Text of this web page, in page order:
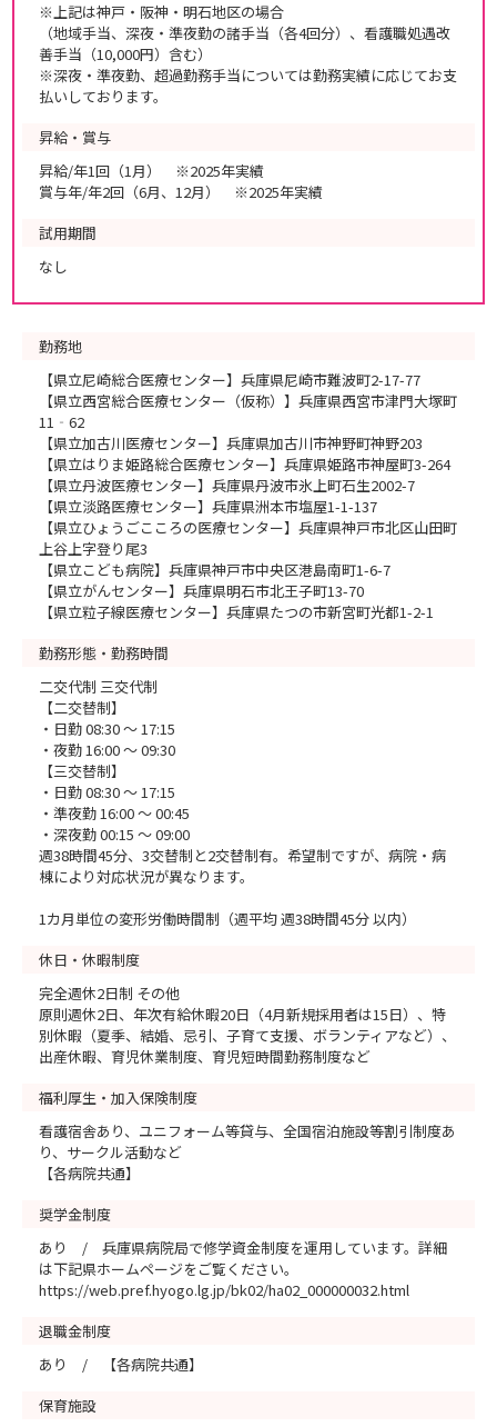
※上記は神戸・阪神・明石地区の場合
（地域手当、深夜・準夜勤の諸手当（各4回分）、看護職処遇改
善手当（10,000円）含む）
※深夜・準夜勤、超過勤務手当については勤務実績に応じてお支
払いしております。
昇給・賞与
昇給/年1回（1月） ※2025年実績
賞与年/年2回（6月、12月） ※2025年実績
試用期間
なし
勤務地
【県立尼崎総合医療センター】兵庫県尼崎市難波町2-17-77
【県立西宮総合医療センター（仮称）】兵庫県西宮市津門大塚町
11‐62
【県立加古川医療センター】兵庫県加古川市神野町神野203
【県立はりま姫路総合医療センター】兵庫県姫路市神屋町3-264
【県立丹波医療センター】兵庫県丹波市氷上町石生2002-7
【県立淡路医療センター】兵庫県洲本市塩屋1-1-137
【県立ひょうごこころの医療センター】兵庫県神戸市北区山田町
上谷上字登り尾3
【県立こども病院】兵庫県神戸市中央区港島南町1-6-7
【県立がんセンター】兵庫県明石市北王子町13-70
【県立粒子線医療センター】兵庫県たつの市新宮町光都1-2-1
勤務形態・勤務時間
二交代制 三交代制
【二交替制】
・日勤 08:30 ～ 17:15
・夜勤 16:00 ～ 09:30
【三交替制】
・日勤 08:30 ～ 17:15
・準夜勤 16:00 ～ 00:45
・深夜勤 00:15 ～ 09:00
週38時間45分、3交替制と2交替制有。希望制ですが、病院・病
棟により対応状況が異なります。
1カ月単位の変形労働時間制（週平均 週38時間45分 以内）
休日・休暇制度
完全週休2日制 その他
原則週休2日、年次有給休暇20日（4月新規採用者は15日）、特
別休暇（夏季、結婚、忌引、子育て支援、ボランティアなど）、
出産休暇、育児休業制度、育児短時間勤務制度など
福利厚生・加入保険制度
看護宿舎あり、ユニフォーム等貸与、全国宿泊施設等割引制度あ
り、サークル活動など
【各病院共通】
奨学金制度
あり / 兵庫県病院局で修学資金制度を運用しています。詳細
は下記県ホームページをご覧ください。
https://web.pref.hyogo.lg.jp/bk02/ha02_000000032.html
退職金制度
あり / 【各病院共通】
保育施設